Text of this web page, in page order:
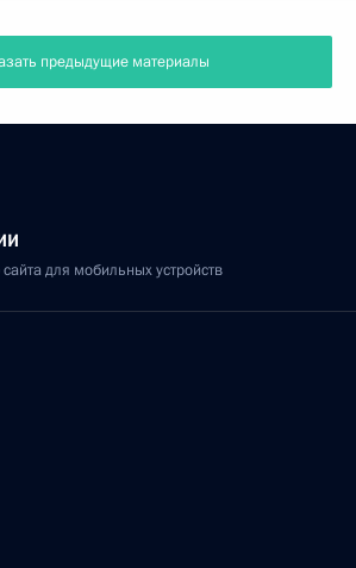
предыдущие материалы
для мобильных устройств